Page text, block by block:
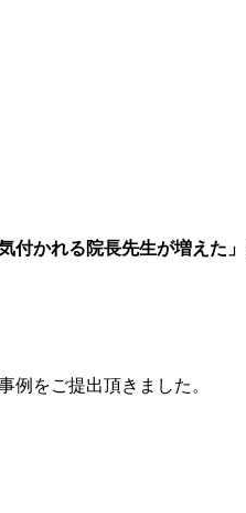
付かれる院長先生が増えた」
例をご提出頂きました。